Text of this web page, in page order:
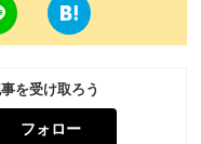
を受け取ろう
フォロー